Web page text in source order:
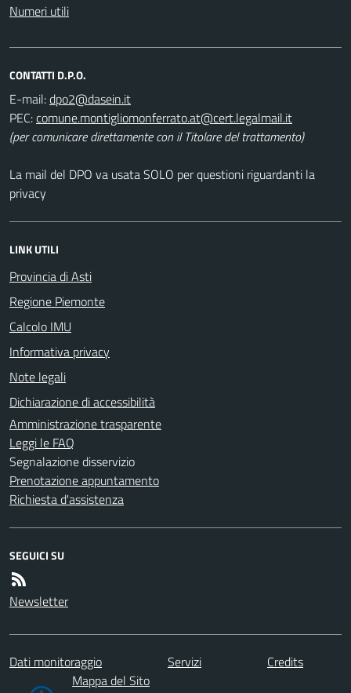
Numeri utili
CONTATTI D.P.O.
E-mail:
PEC:
(per comunicare direttamente con il Titolare del trattamento)
La mail del DPO va usata SOLO per questioni riguardanti la
privacy
LINK UTILI
Provincia di Asti
Regione Piemonte
Calcolo IMU
Informativa privacy
Note legali
Dichiarazione di accessibilità
Amministrazione trasparente
Leggi le FAQ
Segnalazione disservizio
Prenotazione appuntamento
Richiesta d'assistenza
SEGUICI SU
Newsletter
Dati monitoraggio Servizi
Credits
Mappa del Sito